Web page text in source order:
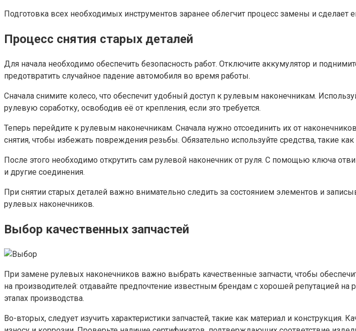
Подготовка всех необходимых инструментов заранее облегчит процесс замены и
Процесс снятия старых деталей
Для начала необходимо обеспечить безопасность работ. Отключите аккумулятор и
предотвратить случайное падение автомобиля во время работы.
Сначала снимите колесо, что обеспечит удобный доступ к рулевым наконечникам.
рулевую соработку, освободив её от крепления, если это требуется.
Теперь перейдите к рулевым наконечникам. Сначала нужно отсоединить их от
снятия, чтобы избежать повреждения резьбы. Обязательно используйте средства, такие
После этого необходимо открутить сам рулевой наконечник от руля. С помощью ключа
и другие соединения.
При снятии старых деталей важно внимательно следить за состоянием элементов и
рулевых наконечников.
Выбор качественных запчастей
При замене рулевых наконечников важно выбрать качественные запчасти, чтобы
на производителей: отдавайте предпочтение известным брендам с хорошей репутацией
этапах производства.
Во-вторых, следует изучить характеристики запчастей, такие как материал и